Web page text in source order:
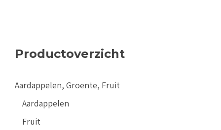
Productoverzicht
Aardappelen, Groente, Fruit
Aardappelen
Fruit